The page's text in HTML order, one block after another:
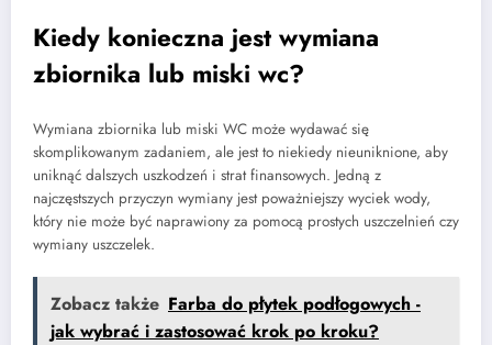
Kiedy konieczna jest wymiana
zbiornika lub miski wc?
Wymiana zbiornika lub miski WC może wydawać się
skomplikowanym zadaniem, ale jest to niekiedy nieuniknione, aby
uniknąć dalszych uszkodzeń i strat finansowych. Jedną z
najczęstszych przyczyn wymiany jest poważniejszy wyciek wody,
który nie może być naprawiony za pomocą prostych uszczelnień czy
wymiany uszczelek.
Zobacz także Farba do płytek podłogowych -
jak wybrać i zastosować krok po kroku?